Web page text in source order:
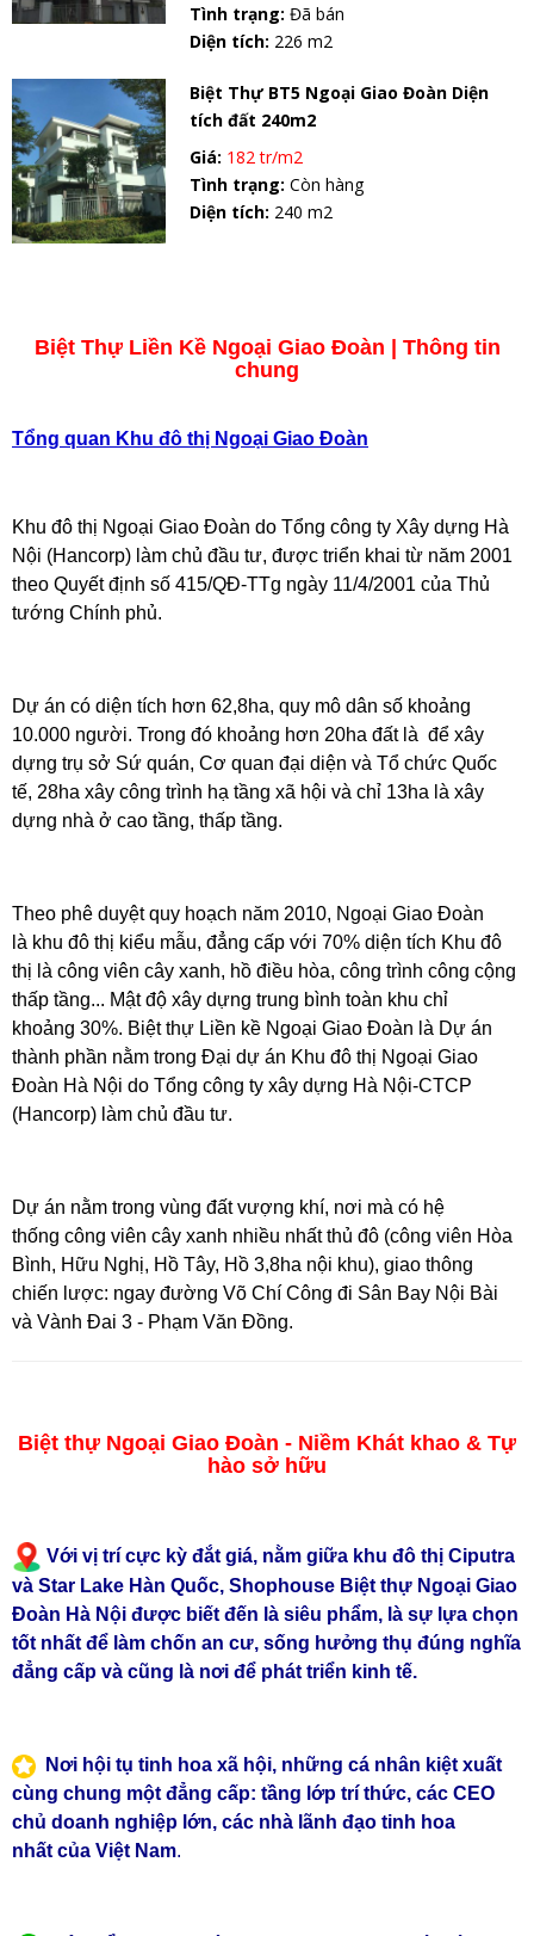
Tình trạng:Đã bán
Diện tích: 226 m2
Biệt Thự BT5 Ngoại Giao Đoàn Diện
tích đất 240m2
Giá: 182 tr/m2
Tình trạng:Còn hàng
Diện tích: 240 m2
Biệt Thự Liền Kề Ngoại Giao Đoàn | Thông tin
chung
Tổng quan Khu đô thị Ngoại Giao Đoàn
Khu đô thị Ngoại Giao Đoàn do Tổng công ty Xây dựng Hà
Nội (Hancorp) làm chủ đầu tư, được triển khai từ năm 2001
theo Quyết định số 415/QĐ-TTg ngày 11/4/2001 của Thủ
tướng Chính phủ.
Dự án có diện tích hơn 62,8ha, quy mô dân số khoảng
10.000 người. Trong đó khoảng hơn 20ha đất là để xây
dựng trụ sở Sứ quán, Cơ quan đại diện và Tổ chức Quốc
tế, 28ha xây công trình hạ tầng xã hội và chỉ 13ha là xây
dựng nhà ở cao tầng, thấp tầng.
Theo phê duyệt quy hoạch năm 2010, Ngoại Giao Đoàn
là khu đô thị kiểu mẫu, đẳng cấp với 70% diện tích Khu đô
thị là công viên cây xanh, hồ điều hòa, công trình công cộng
thấp tầng... Mật độ xây dựng trung bình toàn khu chỉ
khoảng 30%. Biệt thự Liền kề Ngoại Giao Đoàn là Dự án
thành phần nằm trong Đại dự án Khu đô thị Ngoại Giao
Đoàn Hà Nội do Tổng công ty xây dựng Hà Nội-CTCP
(Hancorp) làm chủ đầu tư.
Dự án nằm trong vùng đất vượng khí, nơi mà có hệ
thống công viên cây xanh nhiều nhất thủ đô (công viên Hòa
Bình, Hữu Nghị, Hồ Tây, Hồ 3,8ha nội khu), giao thông
chiến lược: ngay đường Võ Chí Công đi Sân Bay Nội Bài
và Vành Đai 3 - Phạm Văn Đồng.
Biệt thự Ngoại Giao Đoàn - Niềm Khát khao & Tự
hào sở hữu
Với vị trí cực kỳ đắt giá, nằm giữa khu đô thị Ciputra
và Star Lake Hàn Quốc, Shophouse Biệt thự Ngoại Giao
Đoàn Hà Nội được biết đến là siêu phẩm, là sự lựa chọn
tốt nhất để làm chốn an cư, sống hưởng thụ đúng nghĩa
đẳng cấp và cũng là nơi để phát triển kinh tế.
Nơi hội tụ tinh hoa xã hội, những cá nhân kiệt xuất
cùng chung một đẳng cấp: tầng lớp trí thức, các CEO
chủ doanh nghiệp lớn, các nhà lãnh đạo tinh hoa
nhất của Việt Nam.